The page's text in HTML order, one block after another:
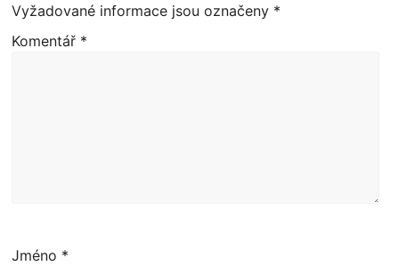
Vyžadované informace jsou označeny *
Komentář *
Jméno *